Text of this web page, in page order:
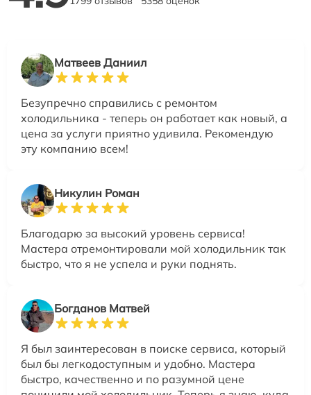
Матвеев Даниил
Безупречно справились с ремонтом
холодильника - теперь он работает как новый, а
цена за услуги приятно удивила. Рекомендую
эту компанию всем!
Никулин Роман
Благодарю за высокий уровень сервиса!
Мастера отремонтировали мой холодильник так
быстро, что я не успела и руки поднять.
Богданов Матвей
Я был заинтересован в поиске сервиса, который
был бы легкодоступным и удобно. Мастера
быстро, качественно и по разумной цене